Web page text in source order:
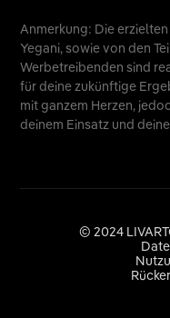
Anmerkung: Die
Yegani, sowie von den
Werbetreibenden sind
für deine zukünftige
mit ganzem Herzen,
deinem Einsatz und
© 2024